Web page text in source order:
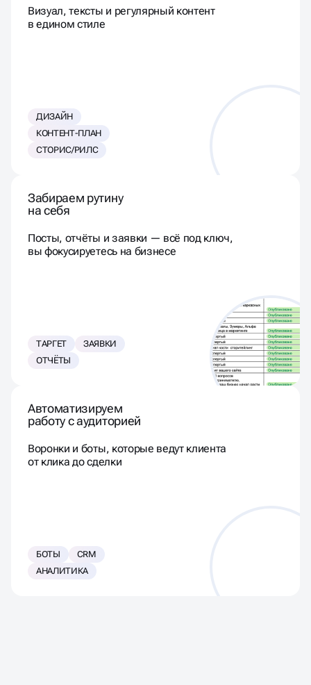
Визуал, тексты и регулярный контент
в едином стиле
ДИЗАЙН
КОНТЕНТ-ПЛАН
СТОРИС/РИЛС
Забираем рутину
на себя
Посты, отчёты и заявки — всё под ключ,
вы фокусируетесь на бизнесе
ТАРГЕТ
ЗАЯВКИ
ОТЧЁТЫ
Автоматизируем
работу с аудиторией
Воронки и боты, которые ведут клиента
от клика до сделки
БОТЫ
CRM
АНАЛИТИКА